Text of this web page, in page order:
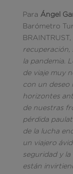
Para Ángel
Barómetro
BRAINTRUST,
recuperación,
la pandemia.
de viaje muy
con un deseo
horizontes
de nuestras
pérdida
de la lucha
un viajero
seguridad y
están